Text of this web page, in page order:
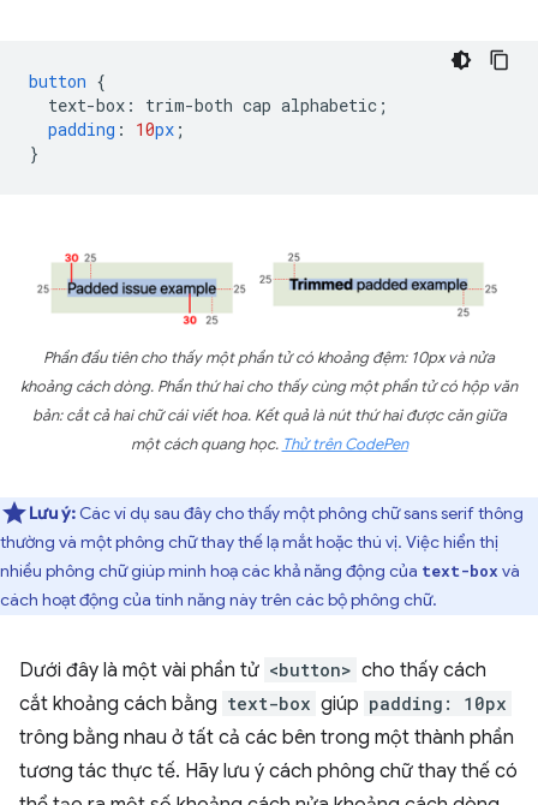
button {
text-box : trim-both cap alphabetic ;
padding : 10px ;
}
Phần đầu tiên cho thấy một phần tử có khoảng đệm: 10px và nửa
khoảng cách dòng. Phần thứ hai cho thấy cùng một phần tử có hộp văn
bản: cắt cả hai chữ cái viết hoa. Kết quả là nút thứ hai được căn giữa
một cách quang học. Thử trên CodePen
Lưu ý: Các ví dụ sau đây cho thấy một phông chữ sans serif thông
thường và một phông chữ thay thế lạ mắt hoặc thú vị. Việc hiển thị
nhiều phông chữ giúp minh hoạ các khả năng động của text-box và
cách hoạt động của tính năng này trên các bộ phông chữ.
Dưới đây là một vài phần tử <button> cho thấy cách
cắt khoảng cách bằng text-box giúp padding: 10px
trông bằng nhau ở tất cả các bên trong một thành phần
tương tác thực tế. Hãy lưu ý cách phông chữ thay thế có